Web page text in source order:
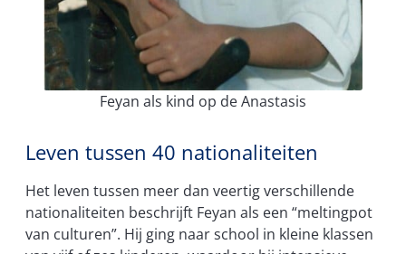
Feyan als kind op de Anastasis
Leven tussen 40 nationaliteiten
Het leven tussen meer dan veertig verschillende
nationaliteiten beschrijft Feyan als een “meltingpot
van culturen”. Hij ging naar school in kleine klassen